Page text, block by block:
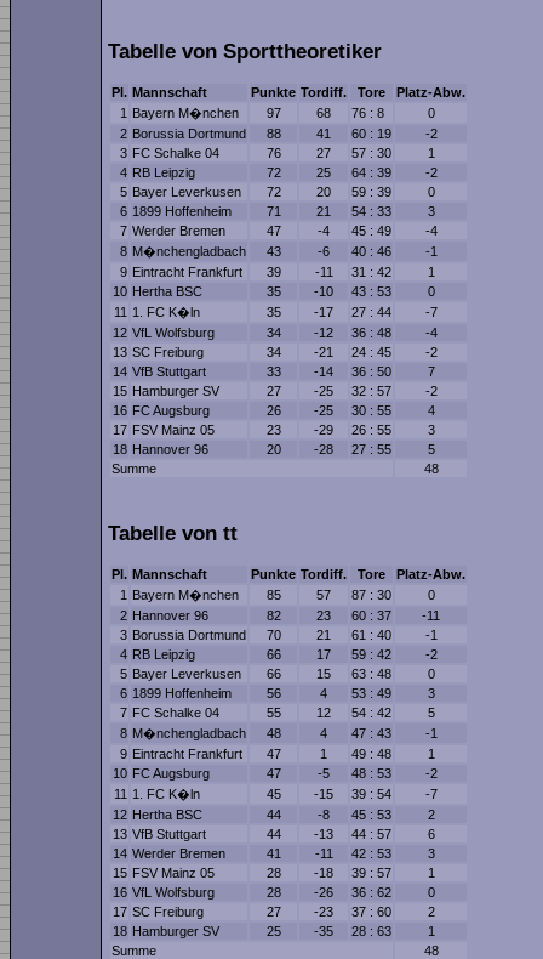
Tabelle von Sporttheoretiker
Pl. Mannschaft Punkte Tordiff. Tore
Platz-Abw.
1
Bayern M�nchen 97 68 76 : 8
0
2 Borussia Dortmund 88 41 60 : 19
-2
3 FC Schalke 04 76 27 57 : 30
1
4 RB Leipzig 72 25 64 : 39
-2
5 Bayer Leverkusen 72 20 59 : 39
0
6 1899 Hoffenheim 71 21 54 : 33
3
7 Werder Bremen 47 -4 45 : 49
-4
8 M�nchengladbach 43 -6 40 : 46
-1
9 Eintracht Frankfurt 39 -11 31 : 42
1
10 Hertha BSC 35 -10 43 : 53
0
11
1. FC K�ln 35 -17 27 : 44
-7
12 VfL Wolfsburg 34 -12 36 : 48
-4
13 SC Freiburg 34 -21 24 : 45
-2
14 VfB Stuttgart 33 -14 36 : 50
7
15 Hamburger SV 27 -25 32 : 57
-2
16 FC Augsburg 26 -25 30 : 55
4
17 FSV Mainz 05 23 -29 26 : 55
3
18 Hannover 96 20 -28 27 : 55
5
Summe
48
Tabelle von tt
Pl. Mannschaft Punkte Tordiff. Tore
Platz-Abw.
1 Bayern M�nchen 85 57 87 : 30
0
2 Hannover 96 82 23 60 : 37
-11
3 Borussia Dortmund 70 21 61 : 40
-1
4 RB Leipzig 66 17 59 : 42
-2
5 Bayer Leverkusen 66 15 63 : 48
0
6 1899 Hoffenheim 56 4 53 : 49
3
7 FC Schalke 04 55 12 54 : 42
5
8 M�nchengladbach 48 4 47 : 43
-1
9 Eintracht Frankfurt 47 1 49 : 48
1
10 FC Augsburg 47 -5 48 : 53
-2
11 1. FC K�ln 45 -15 39 : 54
-7
12 Hertha BSC 44 -8 45 : 53
2
13 VfB Stuttgart 44 -13 44 : 57
6
14 Werder Bremen 41 -11 42 : 53
3
15 FSV Mainz 05 28 -18 39 : 57
1
16 VfL Wolfsburg 28 -26 36 : 62
0
17 SC Freiburg 27 -23 37 : 60
2
18 Hamburger SV 25 -35 28 : 63
1
Summe
48